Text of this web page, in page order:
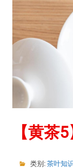
【黄茶
类别:茶叶知